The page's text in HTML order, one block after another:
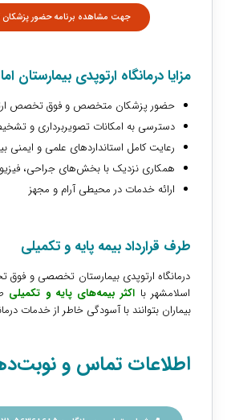
جهت مشاهده برنامه حضور پزشکان
مزایا درمانگاه ارتوپدی بیمارستان
حضور پزشکان متخصص و فوق تخصص
دسترسی به امکانات تصویربرداری و
رعایت کامل استانداردهای علمی و ایمنی
همکاری نزدیک با بخش‌های جراحی،
ارائه خدمات در محیطی آرام و مجهز
طرف قرارداد بیمه پایه و تکمیلی
درمانگاه ارتوپدی بیمارستان تخصصی و
اسلامشهر با اکثر بیمه‌های پایه و تکمیلی
بیماران بتوانند با آسودگی خاطر از خدمات
اطلاعات تماس و